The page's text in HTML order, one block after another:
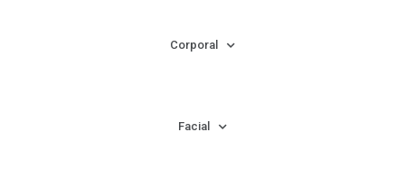
Corporal
Facial